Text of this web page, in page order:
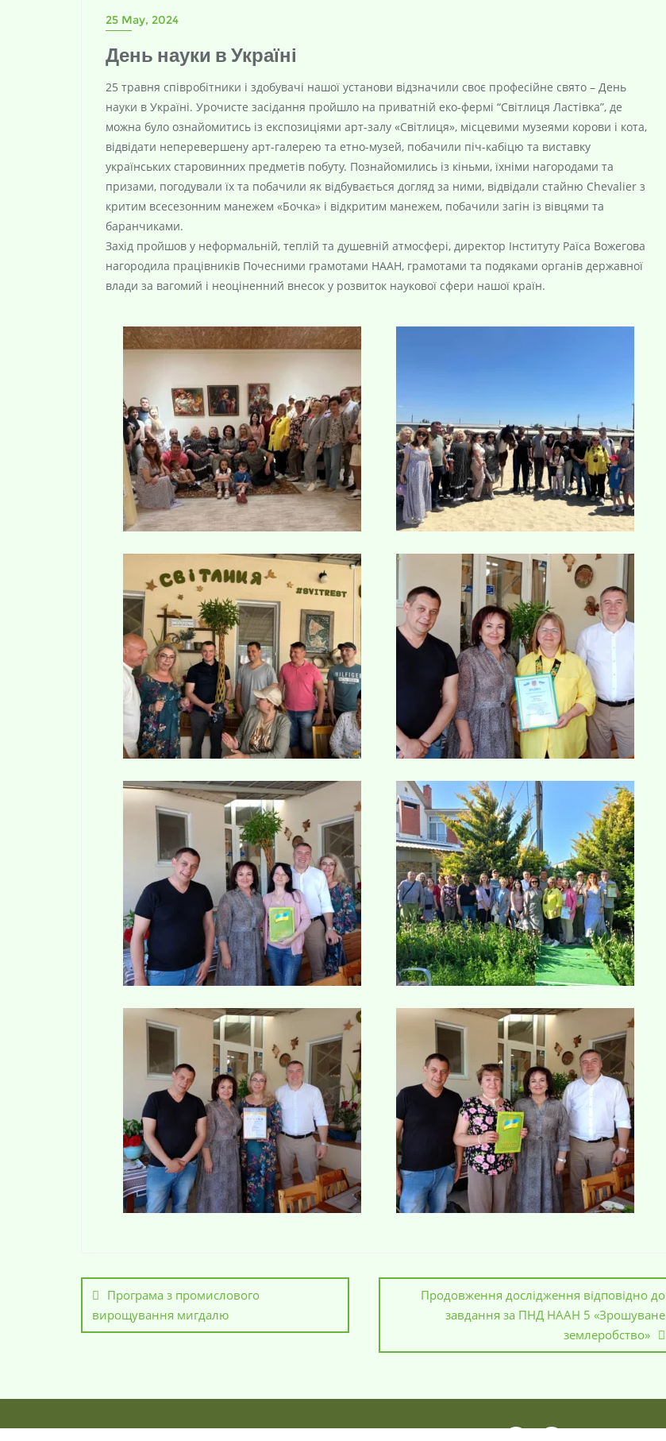
25 May, 2024
День науки в Україні
25 травня співробітники і здобувачі нашої установи відзначили своє професійне свято – День
науки в Україні. Урочисте засідання пройшло на приватній еко-фермі “Світлиця Ластівка”, де
можна було ознайомитись із експозиціями арт-залу «Світлиця», місцевими музеями корови і кота,
відвідати неперевершену арт-галерею та етно-музей, побачили піч-кабіцю та виставку
українських старовинних предметів побуту. Познайомились із кіньми, їхніми нагородами та
призами, погодували їх та побачили як відбувається догляд за ними, відвідали стайню Chevalier з
критим всесезонним манежем «Бочка» і відкритим манежем, побачили загін із вівцями та
баранчиками.
Захід пройшов у неформальній, теплій та душевній атмосфері, директор Інституту Раїса Вожегова
нагородила працівників Почесними грамотами НААН, грамотами та подяками органів державної
влади за вагомий і неоціненний внесок у розвиток наукової сфери нашої країн.
Програма з промислового
вирощування мигдалю
Продовження дослідження відповідно до
завдання за ПНД НААН 5 «Зрошуване
землеробство»